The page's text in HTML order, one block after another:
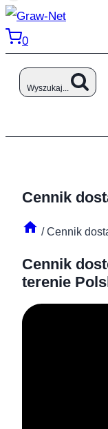
0
Wyszukaj...
Cennik
/ Cennik
Cennik
terenie